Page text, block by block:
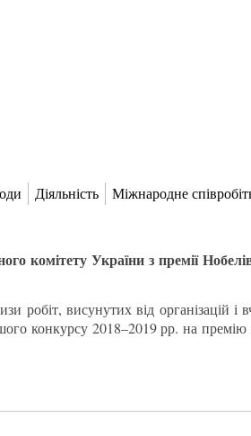
Діяльність Міжнародне
комітету України з премії
робіт, висунутих від організацій і
конкурсу 2018–2019 рр. на премію